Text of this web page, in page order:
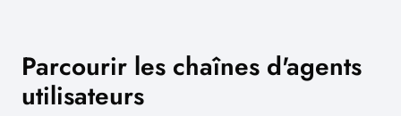
Parcourir les chaînes d'agents
utilisateurs